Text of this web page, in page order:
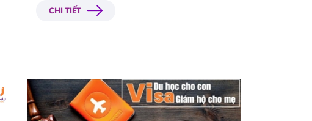
trên toàn cầu. Các em có thể dễ dàng học thẳng
CHI TIẾT